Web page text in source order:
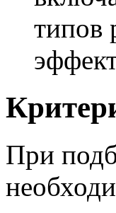
типов
При